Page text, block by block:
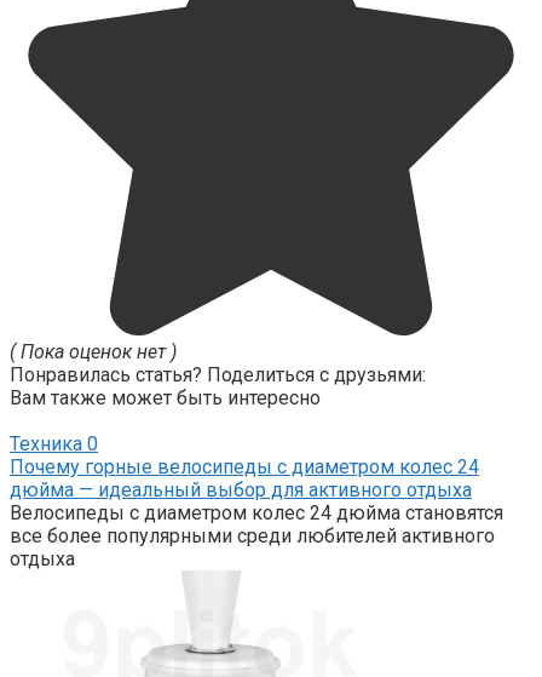
( Пока оценок нет )
Понравилась статья? Поделиться с друзьями:
Вам также может быть интересно
Техника 0
Почему горные велосипеды с диаметром колес 24
дюйма — идеальный выбор для активного отдыха
Велосипеды с диаметром колес 24 дюйма становятся
все более популярными среди любителей активного
отдыха